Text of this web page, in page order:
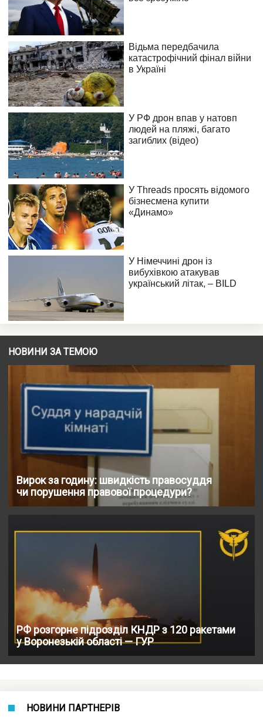
НОВИНИ ЗА ТЕМОЮ
Вирок за годину: швидкість правосуддя
чи порушення правової процедури?
РФ розгорне підрозділ КНДР з 120 ракетами
у Воронезькій області — ГУР
НОВИНИ ПАРТНЕРІВ